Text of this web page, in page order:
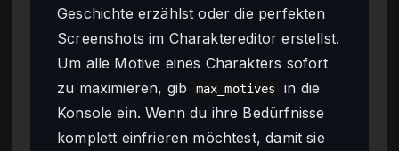
Geschichte erzählst oder die perfekten
Screenshots im Charaktereditor erstellst.
Um alle Motive eines Charakters sofort
zu maximieren, gib
max_motives
in die
Konsole ein. Wenn du ihre Bedürfnisse
komplett einfrieren möchtest, damit sie